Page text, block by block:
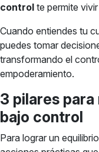
control te permite
Cuando entiendes tu
puedes tomar
transformando el
empoderamiento.
3 pilares
bajo control
Para lograr un